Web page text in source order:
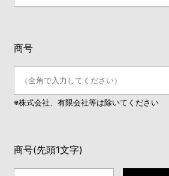
商号
※株式会社、有限会社等は除いてください
商号(先頭1文字)